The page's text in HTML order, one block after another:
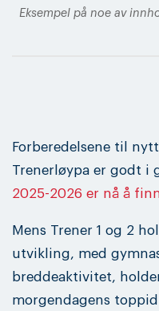
Eksempel på noe av
Forberedelsene til
Trenerløypa er godt i
2025-2026 er nå å
Mens Trener 1 og 2
utvikling, med
breddeaktivitet,
morgendagens